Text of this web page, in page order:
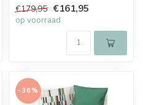
€179,95 €161,95
op voorraad
-36%